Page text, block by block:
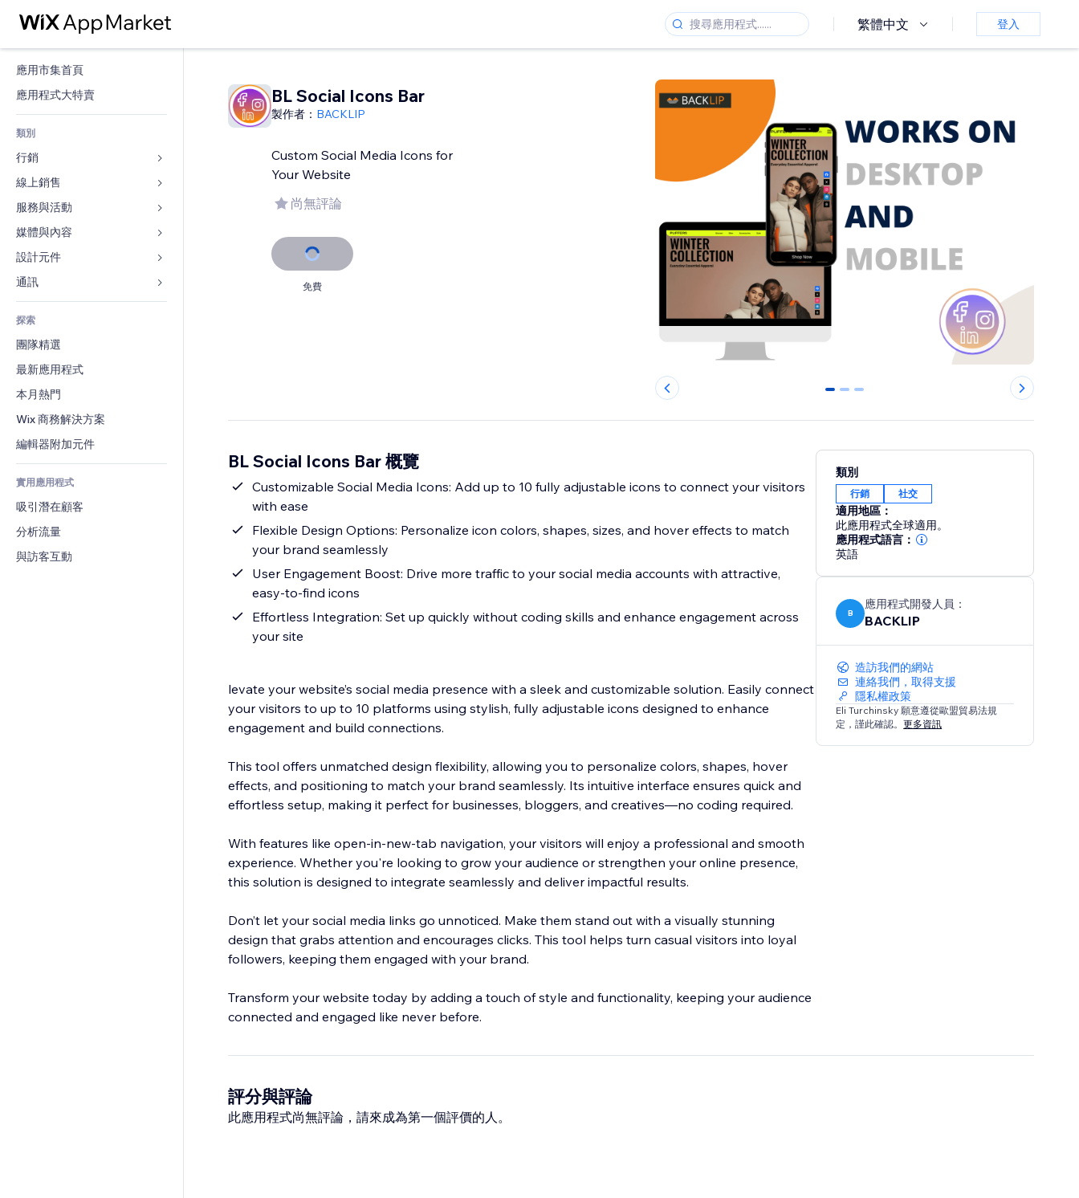
繁體中文 登入
應用市集首頁
應用程式大特賣
類別
行銷
廣告
行動裝置
分析
社交
發佈網站
電子郵件
轉換率
線上銷售
商店應用程式
出貨與送貨
付款按鈕
網路課程
會計
優惠券與酬賓計劃
倉儲解決方案
廠商直送
食品及飲料
服務與活動
旅館
活動
餐廳
不動產
預訂
媒體與內容
圖庫
音樂
Podcast
相片
影片
PDF
檔案分享
新聞
內容服務
設計元件
地圖與導航
隱私與安全性
時鐘
網頁範本
圖片效果
按鈕與選單
橫幅與徽章
計算機
搜尋
天氣
圖表與表格
表單
部落格
投票
聊天
留言
電話
社群
評價與推薦
CRM
探索
團隊精選
最新應用程式
本月熱門
Wix 商務解決方案
編輯器附加元件
實用應用程式
吸引潛在顧客
分析流量
與訪客互動
BL Social Icons Bar
製作者： BACKLIP
Custom Social Media Icons for
Your Website
尚無評論
免費
0 1 2
BL Social Icons Bar 概覽
Customizable Social Media Icons: Add up to 10 fully adjustable icons to connect your visitors
with ease
Flexible Design Options: Personalize icon colors, shapes, sizes, and hover effects to match
your brand seamlessly
User Engagement Boost: Drive more traffic to your social media accounts with attractive,
easy-to-find icons
Effortless Integration: Set up quickly without coding skills and enhance engagement across
your site
levate your website’s social media presence with a sleek and customizable solution. Easily connect
your visitors to up to 10 platforms using stylish, fully adjustable icons designed to enhance
engagement and build connections.
This tool offers unmatched design flexibility, allowing you to personalize colors, shapes, hover
effects, and positioning to match your brand seamlessly. Its intuitive interface ensures quick and
effortless setup, making it perfect for businesses, bloggers, and creatives—no coding required.
With features like open-in-new-tab navigation, your visitors will enjoy a professional and smooth
experience. Whether you're looking to grow your audience or strengthen your online presence,
this solution is designed to integrate seamlessly and deliver impactful results.
Don’t let your social media links go unnoticed. Make them stand out with a visually stunning
design that grabs attention and encourages clicks. This tool helps turn casual visitors into loyal
followers, keeping them engaged with your brand.
Transform your website today by adding a touch of style and functionality, keeping your audience
connected and engaged like never before.
類別
行銷 社交
適用地區：
此應用程式全球適用。
應用程式語言：
英語
B
應用程式開發人員：
BACKLIP
造訪我們的網站
連絡我們，取得支援
隱私權政策
Eli Turchinsky 願意遵從歐盟貿易法規
定，謹此確認。更多資訊
評分與評論
此應用程式尚無評論，請來成為第一個評價的人。